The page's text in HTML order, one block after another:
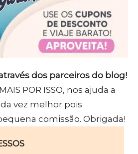
dos parceiros do blog!
POR ISSO, nos ajuda a
vez melhor pois
comissão. Obrigada!